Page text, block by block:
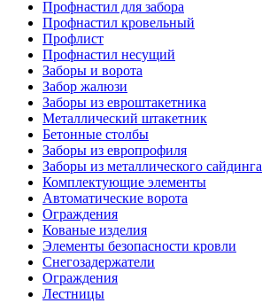
Профнастил для забора
Профнастил кровельный
Профлист
Профнастил несущий
Заборы и ворота
Забор жалюзи
Заборы из евроштакетника
Металлический штакетник
Бетонные столбы
Заборы из европрофиля
Заборы из металлического сайдинга
Комплектующие элементы
Автоматические ворота
Ограждения
Кованые изделия
Элементы безопасности кровли
Снегозадержатели
Ограждения
Лестницы